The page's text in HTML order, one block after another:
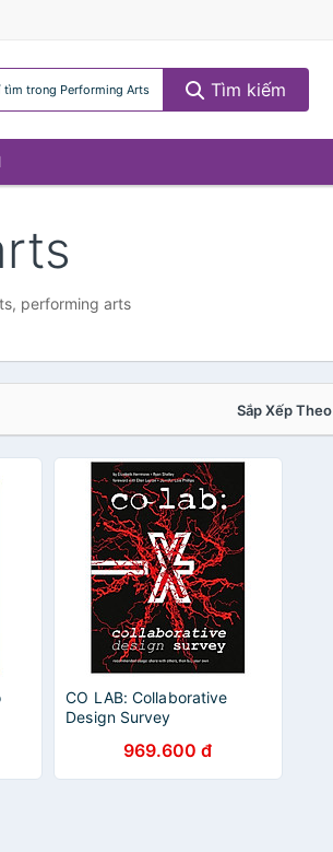
tìm trong Performing Arts Tìm kiếm
performing arts
Sắp Xếp Theo
CO LAB: Collaborative
Design Survey
969.600 đ